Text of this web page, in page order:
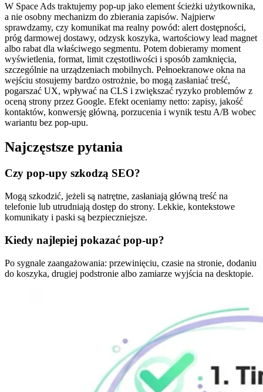
W Space Ads traktujemy pop-up jako element ścieżki użytkownika,
a nie osobny mechanizm do zbierania zapisów. Najpierw
sprawdzamy, czy komunikat ma realny powód: alert dostępności,
próg darmowej dostawy, odzysk koszyka, wartościowy lead magnet
albo rabat dla właściwego segmentu. Potem dobieramy moment
wyświetlenia, format, limit częstotliwości i sposób zamknięcia,
szczególnie na urządzeniach mobilnych. Pełnoekranowe okna na
wejściu stosujemy bardzo ostrożnie, bo mogą zasłaniać treść,
pogarszać UX, wpływać na CLS i zwiększać ryzyko problemów z
oceną strony przez Google. Efekt oceniamy netto: zapisy, jakość
kontaktów, konwersję główną, porzucenia i wynik testu A/B wobec
wariantu bez pop-upu.
Najczęstsze pytania
Czy pop-upy szkodzą SEO?
Mogą szkodzić, jeżeli są natrętne, zasłaniają główną treść na
telefonie lub utrudniają dostęp do strony. Lekkie, kontekstowe
komunikaty i paski są bezpieczniejsze.
Kiedy najlepiej pokazać pop-up?
Po sygnale zaangażowania: przewinięciu, czasie na stronie, dodaniu
do koszyka, drugiej podstronie albo zamiarze wyjścia na desktopie.